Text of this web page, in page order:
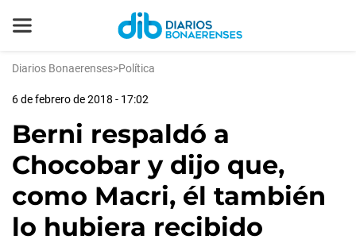
Diarios Bonaerenses>Política
6 de febrero de 2018 - 17:02
Berni respaldó a
Chocobar y dijo que,
como Macri, él también
lo hubiera recibido